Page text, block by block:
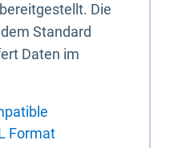
Die
Standard
Daten im
Format